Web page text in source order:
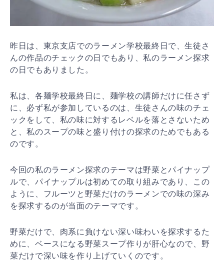
昨日は、東京支店でのラーメン学校最終日で、生徒さ
んの作品のチェックの日でもあり、私のラーメン探求
の日でもありました。
私は、各麺学校最終日に、麺学校の講師だけに任さず
に、必ず私が参加しているのは、生徒さんの味のチェ
ックをして、私の味に対するレベルを落とさないため
と、私のスープの味と盛り付けの探求のためでもある
のです。
今回の私のラーメン探求のテーマは野菜とパイナップ
ルで、パイナップルは初めての取り組みであり、この
ように、フルーツと野菜だけのラーメンでの味の深み
を探求するのが当面のテーマです。
野菜だけで、肉系に負けない深い味わいを探求するた
めに、ベースになる野菜スープ作りが肝心なので、野
菜だけで深い味を作り上げていくのです。